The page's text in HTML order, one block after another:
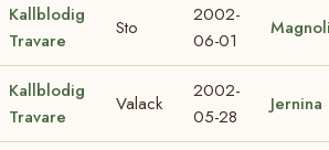
Kallblodig
Travare
Sto
2002-
06-01
Kallblodig
Travare
Valack
2002-
05-28
Jernina